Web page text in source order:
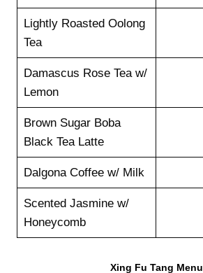
Lightly Roasted Oolong
Tea
Damascus Rose Tea w/
Lemon
Brown Sugar Boba
Black Tea Latte
Dalgona Coffee w/ Milk
Scented Jasmine w/
Honeycomb
Xing Fu Tang Menu